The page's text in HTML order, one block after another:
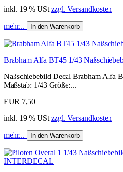
inkl. 19 % USt zzgl. Versandkosten
mehr... In den Warenkorb
Brabham Alfa BT45 1/43
Naßschiebebild Decal Brabham Alfa
Maßstab: 1/43 Größe:...
EUR 7,50
inkl. 19 % USt zzgl. Versandkosten
mehr... In den Warenkorb